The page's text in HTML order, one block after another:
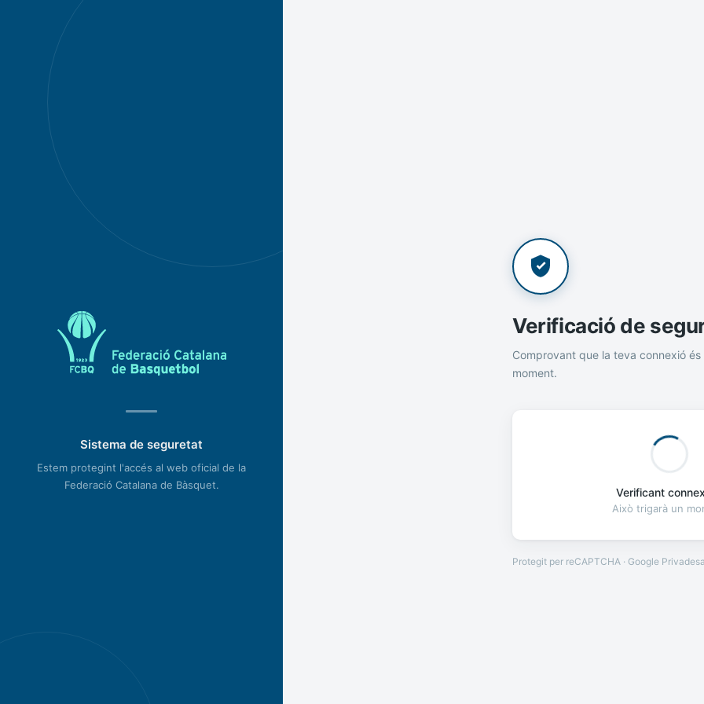
Sistema de seguretat
Estem protegint l'accés al web oficial de la
Federació Catalana de Bàsquet.
Verificació de
Comprovant que la teva connexió és
moment.
Verificant
Això trigarà un
Protegit per reCAPTCHA · Google Privadesa